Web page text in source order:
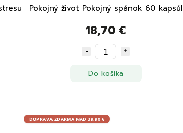
Pokojný život Pokojný spánok 60 kapsúl
18,70 €
Do košíka
DOPRAVA ZDARMA NAD 39,90 €